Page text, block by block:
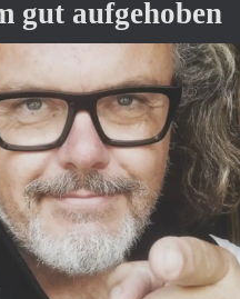
Wald Elefant
gut aufgehoben